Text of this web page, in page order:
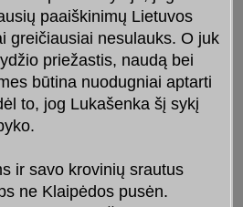
paaiškinimų Lietuvos
greičiausiai nesulauks. O juk
priežastis, naudą bei
būtina nuodugniai aptarti
to, jog Lukašenka šį sykį
ir savo krovinių srautus
ne Klaipėdos pusėn.